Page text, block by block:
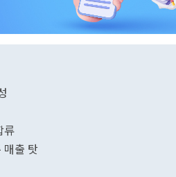
류
출 탓